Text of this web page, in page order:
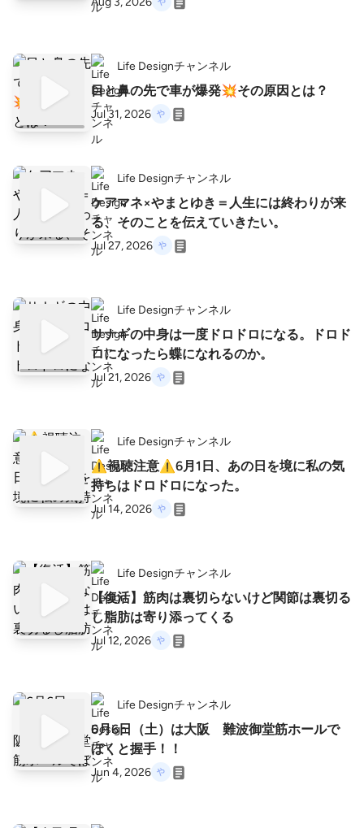
Life Designチャンネル
目と鼻の先で車が爆発💥その原因とは？
Jul 31, 2026
Life Designチャンネル
ケアマネ×やまとゆき＝人生には終わりが来
る、そのことを伝えていきたい。
Jul 27, 2026
Life Designチャンネル
サナギの中身は一度ドロドロになる。ドロド
ロになったら蝶になれるのか。
Jul 21, 2026
Life Designチャンネル
⚠️視聴注意⚠️6月1日、あの日を境に私の気
持ちはドロドロになった。
Jul 14, 2026
Life Designチャンネル
【復活】筋肉は裏切らないけど関節は裏切る
し脂肪は寄り添ってくる
Jul 12, 2026
Life Designチャンネル
6月6日（土）は大阪 難波御堂筋ホールで
ぼくと握手！！
Jun 4, 2026